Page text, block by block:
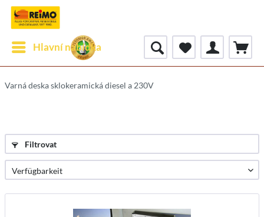
Hlavní nabídka
Varná deska sklokeramická diesel a 230V
Filtrovat